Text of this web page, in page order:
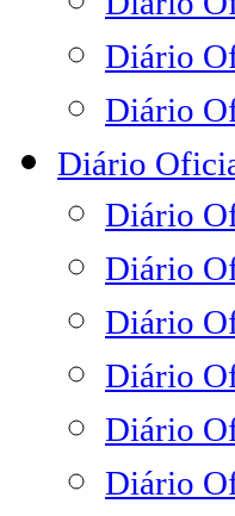
Diário
Diário
Diário
Diário
Diário
Diário
Diário
Diário
Diário